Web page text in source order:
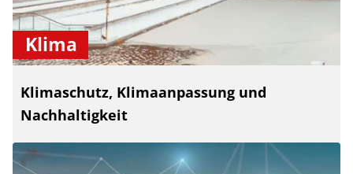
Klima
Klimaschutz, Klimaanpassung und
Nachhaltigkeit